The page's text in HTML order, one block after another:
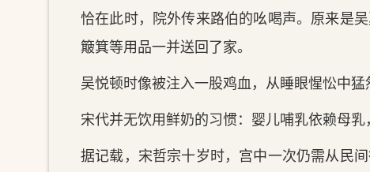
恰在此时，院外传来路伯的吆喝声。原来是
簸箕等用品一并送回了家。
吴悦顿时像被注入一股鸡血，从睡眼惺忪中
宋代并无饮用鲜奶的习惯：婴儿哺乳依赖母
据记载，宋哲宗十岁时，宫中一次仍需从民